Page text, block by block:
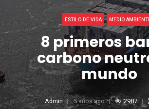
ESTILO DE VIDA MEDIO
8 primeros
carbono
mundo
Admin 5 años ago 2987